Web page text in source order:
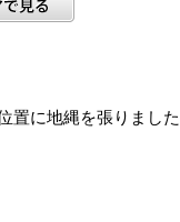
置に地縄を張りました